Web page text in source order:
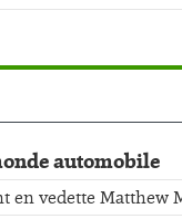
automobile
en vedette Matthew